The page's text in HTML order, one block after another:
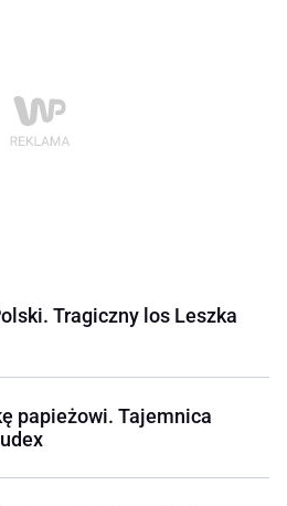
Tragiczny los Leszka
papieżowi. Tajemnica